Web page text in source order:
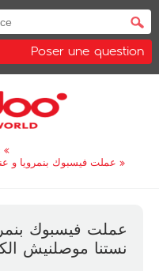
Poser une question
«
عملت فيسبوك بنمرويا و عندي ليوم 3 ايام »
نستنا موصلنيش